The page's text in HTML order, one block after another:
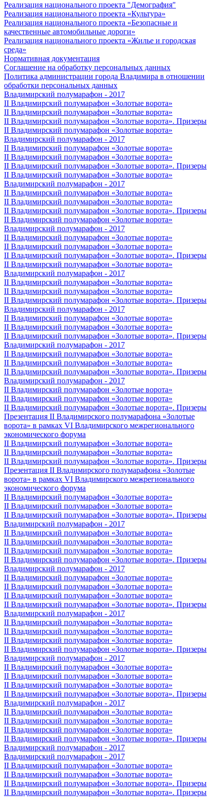
Реализация национального проекта "Демография"
Реализация национального проекта «Культура»
Реализация национального проекта «Безопасные и
качественные автомобильные дороги»
Реализация национального проекта «Жилье и городская
среда»
Нормативная документация
Соглашение на обработку персональных данных
Политика администрации города Владимира в отношении
обработки персональных данных
Владимирский полумарафон - 2017
II Владимирский полумарафон «Золотые ворота»
II Владимирский полумарафон «Золотые ворота»
II Владимирский полумарафон «Золотые ворота». Призеры
II Владимирский полумарафон «Золотые ворота»
Владимирский полумарафон - 2017
II Владимирский полумарафон «Золотые ворота»
II Владимирский полумарафон «Золотые ворота»
II Владимирский полумарафон «Золотые ворота». Призеры
II Владимирский полумарафон «Золотые ворота»
Владимирский полумарафон - 2017
II Владимирский полумарафон «Золотые ворота»
II Владимирский полумарафон «Золотые ворота»
II Владимирский полумарафон «Золотые ворота». Призеры
II Владимирский полумарафон «Золотые ворота»
Владимирский полумарафон - 2017
II Владимирский полумарафон «Золотые ворота»
II Владимирский полумарафон «Золотые ворота»
II Владимирский полумарафон «Золотые ворота». Призеры
II Владимирский полумарафон «Золотые ворота»
Владимирский полумарафон - 2017
II Владимирский полумарафон «Золотые ворота»
II Владимирский полумарафон «Золотые ворота»
II Владимирский полумарафон «Золотые ворота». Призеры
Владимирский полумарафон - 2017
II Владимирский полумарафон «Золотые ворота»
II Владимирский полумарафон «Золотые ворота»
II Владимирский полумарафон «Золотые ворота». Призеры
Владимирский полумарафон - 2017
II Владимирский полумарафон «Золотые ворота»
II Владимирский полумарафон «Золотые ворота»
II Владимирский полумарафон «Золотые ворота». Призеры
Владимирский полумарафон - 2017
II Владимирский полумарафон «Золотые ворота»
II Владимирский полумарафон «Золотые ворота»
II Владимирский полумарафон «Золотые ворота». Призеры
Презентация II Владимирского полумарафона «Золотые
ворота» в рамках VI Владимирского межрегионального
экономического форума
II Владимирский полумарафон «Золотые ворота»
II Владимирский полумарафон «Золотые ворота»
II Владимирский полумарафон «Золотые ворота». Призеры
Презентация II Владимирского полумарафона «Золотые
ворота» в рамках VI Владимирского межрегионального
экономического форума
II Владимирский полумарафон «Золотые ворота»
II Владимирский полумарафон «Золотые ворота»
II Владимирский полумарафон «Золотые ворота». Призеры
Владимирский полумарафон - 2017
II Владимирский полумарафон «Золотые ворота»
II Владимирский полумарафон «Золотые ворота»
II Владимирский полумарафон «Золотые ворота»
II Владимирский полумарафон «Золотые ворота». Призеры
Владимирский полумарафон - 2017
II Владимирский полумарафон «Золотые ворота»
II Владимирский полумарафон «Золотые ворота»
II Владимирский полумарафон «Золотые ворота»
II Владимирский полумарафон «Золотые ворота». Призеры
Владимирский полумарафон - 2017
II Владимирский полумарафон «Золотые ворота»
II Владимирский полумарафон «Золотые ворота»
II Владимирский полумарафон «Золотые ворота»
II Владимирский полумарафон «Золотые ворота». Призеры
Владимирский полумарафон - 2017
II Владимирский полумарафон «Золотые ворота»
II Владимирский полумарафон «Золотые ворота»
II Владимирский полумарафон «Золотые ворота»
II Владимирский полумарафон «Золотые ворота». Призеры
Владимирский полумарафон - 2017
II Владимирский полумарафон «Золотые ворота»
II Владимирский полумарафон «Золотые ворота»
II Владимирский полумарафон «Золотые ворота»
II Владимирский полумарафон «Золотые ворота». Призеры
Владимирский полумарафон - 2017
Владимирский полумарафон - 2017
II Владимирский полумарафон «Золотые ворота»
II Владимирский полумарафон «Золотые ворота»
II Владимирский полумарафон «Золотые ворота». Призеры
II Владимирский полумарафон «Золотые ворота». Призеры